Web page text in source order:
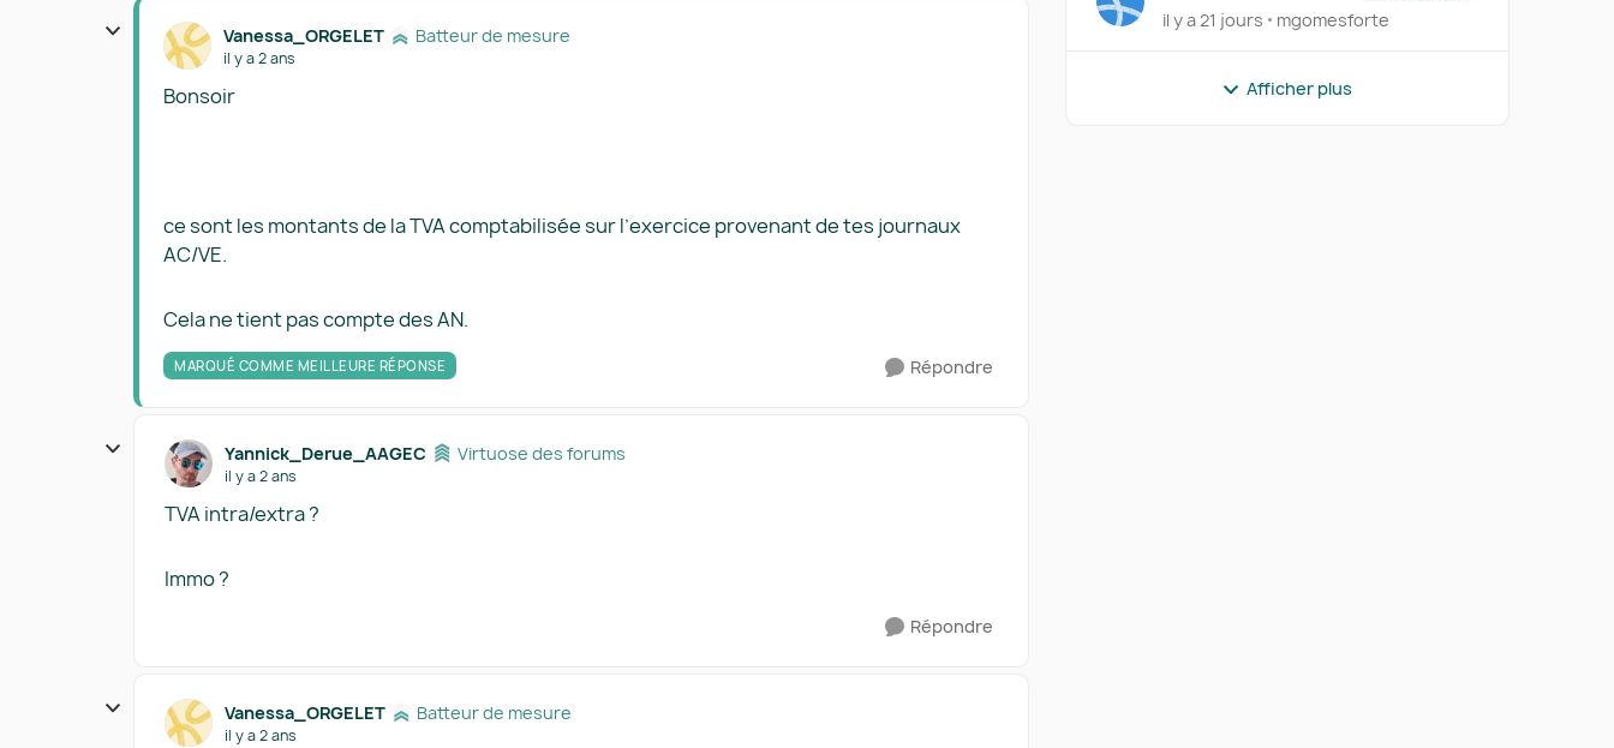
Vanessa_ORGELET Batteur de mesure
il y a 2 ans
Bonsoir
ce sont les montants de la TVA comptabilisée sur l’exercice provenant de tes journaux
AC/VE.
Cela ne tient pas compte des AN.
MARQUÉ COMME MEILLEURE RÉPONSE Répondre
Yannick_Derue_AAGEC Virtuose des forums
il y a 2 ans
TVA intra/extra ?
Immo ?
Répondre
Vanessa_ORGELET Batteur de mesure
il y a 2 ans
il y a 21 jours
mgomesforte
Afficher plus